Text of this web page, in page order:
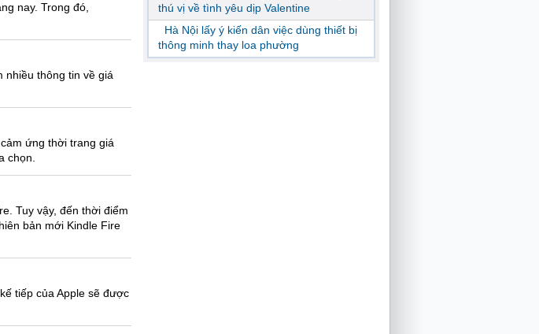
nay. Trong đó,
nhiều thông tin về giá
ứng thời trang giá
chọn.
Tuy vậy, đến thời điểm
bản mới Kindle Fire
tiếp của Apple sẽ được
thú vị về tình yêu dịp Valentine
Hà Nội lấy ý kiến dân việc dùng thiết bị
thông minh thay loa phường